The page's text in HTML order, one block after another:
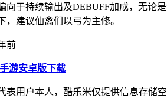
向于持续输出及DEBUFF加成，无论
，建议仙禽们以弓为主修。
前
游安卓版下载
表用户本人，酷乐米仅提供信息存储